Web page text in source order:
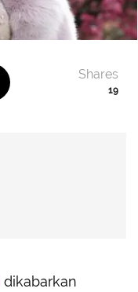
19
Shares
dikabarkan